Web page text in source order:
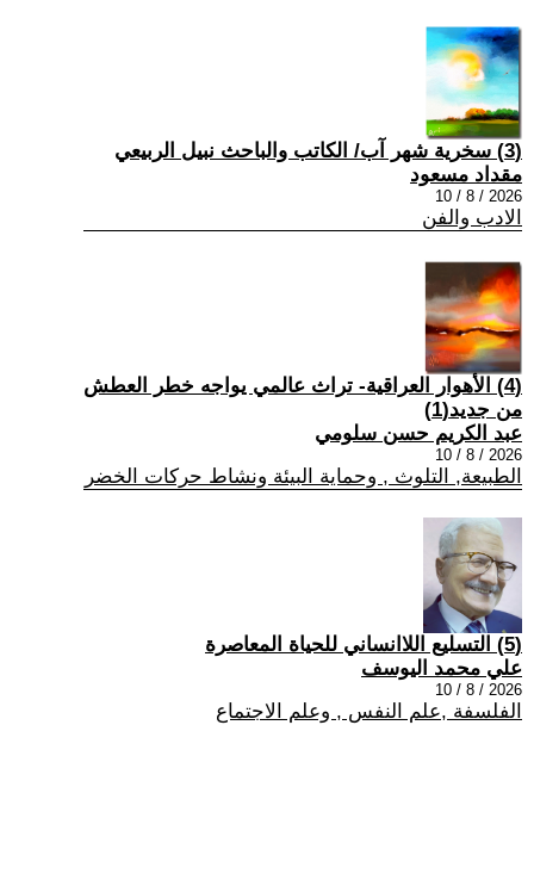
(3) سخرية شهر آب/ الكاتب والباحث نبيل الربيعي
مقداد مسعود
2026 / 8 / 10
الادب والفن
(4) الأهوار العراقية- تراث عالمي يواجه خطر العطش
من جديد(1)
عبد الكريم حسن سلومي
2026 / 8 / 10
الطبيعة, التلوث , وحماية البيئة ونشاط حركات الخضر
(5) التسليع اللاانساني للحياة المعاصرة
علي محمد اليوسف
2026 / 8 / 10
الفلسفة ,علم النفس , وعلم الاجتماع